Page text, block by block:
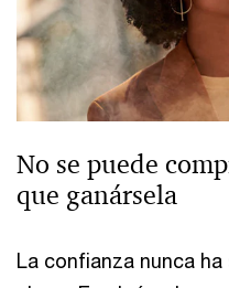
No se puede
que ganársela
La confianza nunca